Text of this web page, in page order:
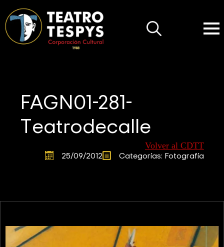
FAGN01-281-
Teatrodecalle
Volver al CDTT
25/09/2012 Categorías: Fotografía